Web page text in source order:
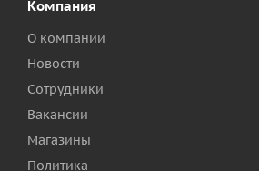
Компания
О компании
Новости
Сотрудники
Вакансии
Магазины
Политика